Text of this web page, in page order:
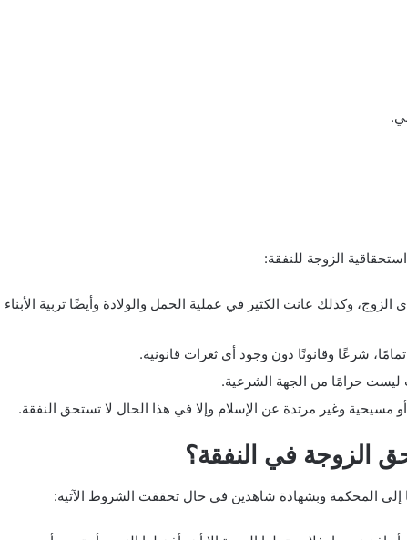
الزوجة للنفقة:
وكذلك عانت الكثير في عملية الحمل والولادة وأيضًا تربية الأبناء
شرعًا وقانونًا دون وجود أي ثغرات قانونية.
ليست حرامًا من الجهة الشرعية.
مسيحية وغير مرتدة عن الإسلام وإلا في هذا الحال لا تستحق النفقة.
الزوجة في النفقة؟
إلى المحكمة وبشهادة شاهدين في حال تحققت الشروط الآتيه: